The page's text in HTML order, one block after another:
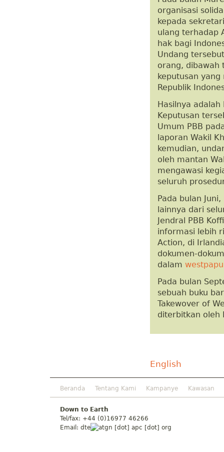
organisasi
kepada
ulang terhadap
hak bagi
Undang
orang, dibawah
keputusan
Republik
Hasilnya
Keputusan
Umum PBB
laporan Wakil
kemudian,
oleh mantan
mengawasi
seluruh
Pada bulan
lainnya dari
Jendral PBB
informasi lebih
Action, di
dokumen-
dalam
Pada bulan
sebuah buku
Takewover of
diterbitkan oleh
English
Beranda Tentang Kami Kampanye Kawasan
Down to Earth
Tel/fax: +44 (0)16977 46266
Email: dte gn [dot] apc [dot] org